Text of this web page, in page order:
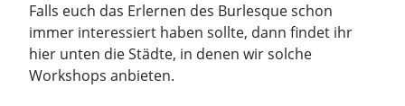
Falls euch das Erlernen des Burlesque schon
immer interessiert haben sollte, dann findet ihr
hier unten die Städte, in denen wir solche
Workshops anbieten.